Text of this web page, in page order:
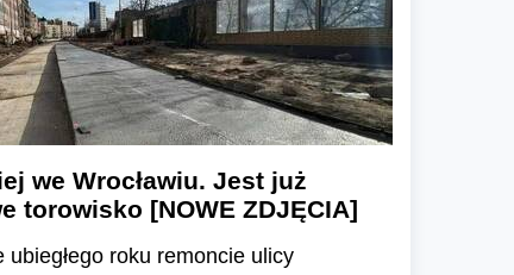
we Wrocławiu. Jest już
torowisko [NOWE ZDJĘCIA]
ubiegłego roku remoncie ulicy